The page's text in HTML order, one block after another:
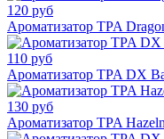
120 руб
Ароматизатор TPA
110 руб
Ароматизатор TPA DX
130 руб
Ароматизатор TPA